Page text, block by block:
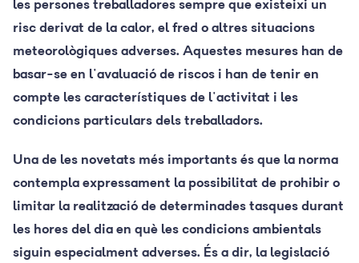
les persones treballadores sempre que existeixi un
risc derivat de la calor, el fred o altres situacions
meteorològiques adverses. Aquestes mesures han de
basar-se en l'avaluació de riscos i han de tenir en
compte les característiques de l'activitat i les
condicions particulars dels treballadors.
Una de les novetats més importants és que la norma
contempla expressament la possibilitat de prohibir o
limitar la realització de determinades tasques durant
les hores del dia en què les condicions ambientals
siguin especialment adverses. És a dir, la legislació